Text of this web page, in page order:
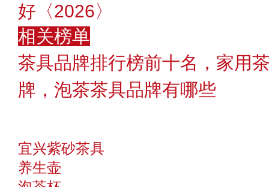
好〈2026〉
相关榜单
茶具品牌排行榜前十名，家用
牌，泡茶茶具品牌有哪些
宜兴紫砂茶具
养生壶